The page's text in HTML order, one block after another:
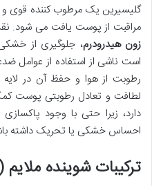
گلیسیرین یک مرطوب کننده قوی
مراقبت از پوست یافت می شود.
زون هیدرودرم، جلوگیری از
است ناشی از استفاده از عوامل
رطوبت از هوا و حفظ آن در
لطافت و تعادل رطوبتی پوست
دارد، زیرا حتی با وجود
احساس خشکی یا تحریک داشته
ترکیبات شوینده